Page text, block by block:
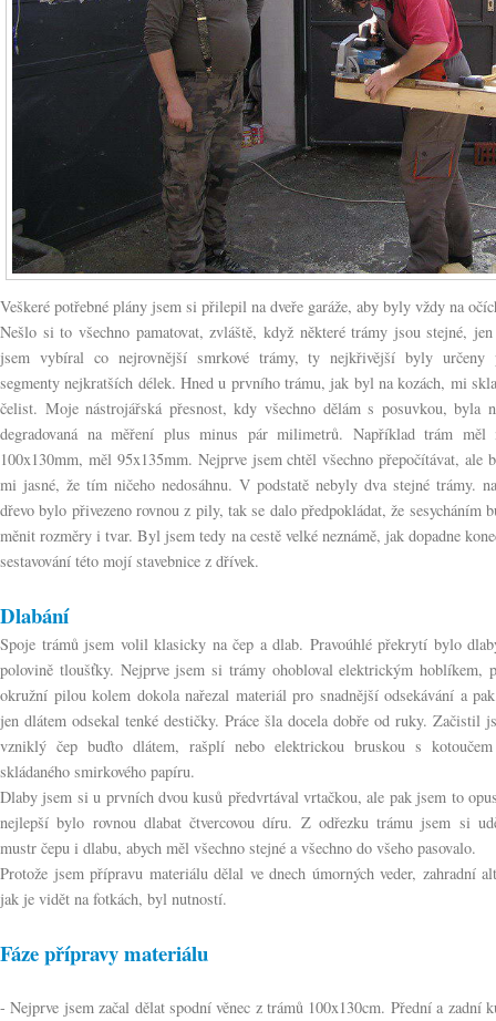
Veškeré potřebné plány jsem si přilepil na dveře garáže, aby byly vždy na
Nešlo si to všechno pamatovat, zvláště, když některé trámy jsou stejné,
jsem vybíral co nejrovnější smrkové trámy, ty nejkřivější byly určeny
segmenty nejkratších délek. Hned u prvního trámu, jak byl na kozách, mi
čelist. Moje nástrojářská přesnost, kdy všechno dělám s posuvkou, byla
degradovaná na měření plus minus pár milimetrů. Například trám měl
100x130mm, měl 95x135mm. Nejprve jsem chtěl všechno přepočítávat, ale
mi jasné, že tím ničeho nedosáhnu. V podstatě nebyly dva stejné trámy.
dřevo bylo přivezeno rovnou z pily, tak se dalo předpokládat, že sesycháním
měnit rozměry i tvar. Byl jsem tedy na cestě velké neznámě, jak dopadne
sestavování této mojí stavebnice z dřívek.
Dlabání
Spoje trámů jsem volil klasicky na čep a dlab. Pravoúhlé překrytí bylo
polovině tloušťky. Nejprve jsem si trámy ohobloval elektrickým hoblíkem,
okružní pilou kolem dokola nařezal materiál pro snadnější odsekávání a
jen dlátem odsekal tenké destičky. Práce šla docela dobře od ruky. Začistil
vzniklý čep buďto dlátem, rašplí nebo elektrickou bruskou s
skládaného smirkového papíru.
Dlaby jsem si u prvních dvou kusů předvrtával vrtačkou, ale pak jsem to
nejlepší bylo rovnou dlabat čtvercovou díru. Z odřezku trámu jsem si
mustr čepu i dlabu, abych měl všechno stejné a všechno do všeho pasovalo.
Protože jsem přípravu materiálu dělal ve dnech úmorných veder, zahradní
jak je vidět na fotkách, byl nutností.
Fáze přípravy materiálu
- Nejprve jsem začal dělat spodní věnec z trámů 100x130cm. Přední a zadní